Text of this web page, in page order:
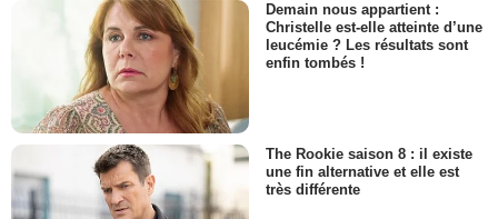
Demain nous appartient :
Christelle est-elle atteinte d’une
leucémie ? Les résultats sont
enfin tombés !
The Rookie saison 8 : il existe
une fin alternative et elle est
très différente